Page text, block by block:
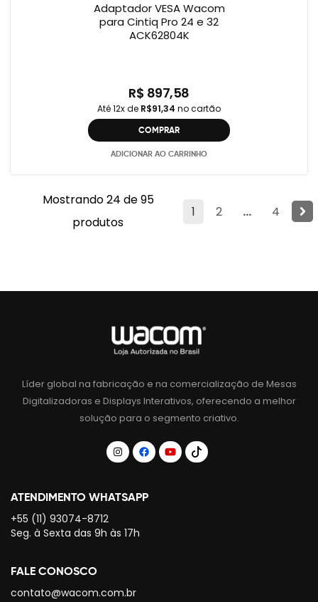
Adaptador VESA Wacom
para Cintiq Pro 24 e 32
ACK62804K
R$ 897,58
Até 12x de R$91,34 no cartão
COMPRAR
ADICIONAR AO CARRINHO
1 2 ... 4
Mostrando 24 de 95
produtos
Líder global na fabricação e na comercialização de Mesas
Digitalizadoras e Displays Interativos, oferecendo a melhor
solução para o segmento criativo.
ATENDIMENTO WHATSAPP
+55 (11) 93074-8712
Seg. à Sexta das 9h às 17h
FALE CONOSCO
contato@wacom.com.br